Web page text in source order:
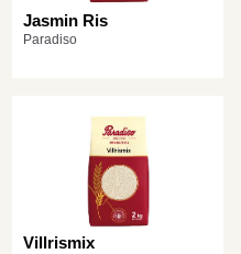
Jasmin Ris
Paradiso
Villrismix